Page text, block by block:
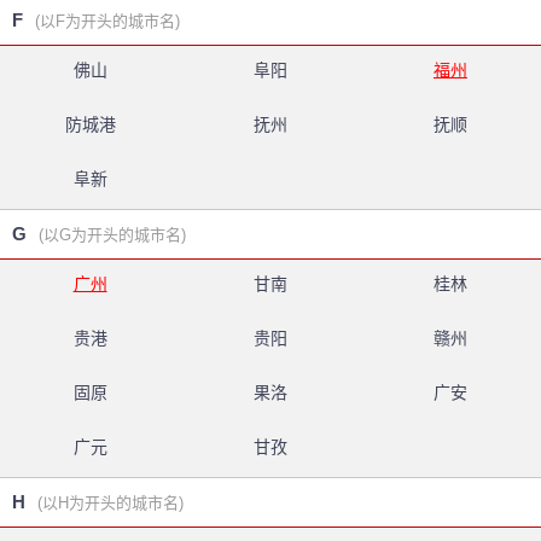
F (以F为开头的城市名)
佛山 阜阳 福州
防城港 抚州 抚顺
阜新
G (以G为开头的城市名)
广州 甘南 桂林
贵港 贵阳 赣州
固原 果洛 广安
广元 甘孜
H (以H为开头的城市名)